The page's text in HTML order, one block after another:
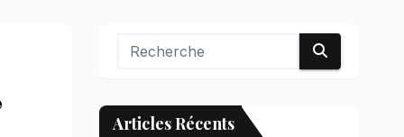
Articles Récents